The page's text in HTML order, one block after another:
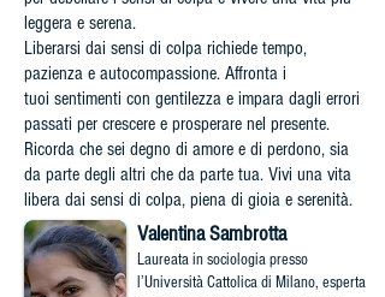
leggera e serena.
Liberarsi dai sensi di colpa richiede tempo,
pazienza e autocompassione. Affronta i
tuoi sentimenti con gentilezza e impara dagli errori
passati per crescere e prosperare nel presente.
Ricorda che sei degno di amore e di perdono, sia
da parte degli altri che da parte tua. Vivi una vita
libera dai sensi di colpa, piena di gioia e serenità.
Valentina Sambrotta
Laureata in sociologia presso
l’Università Cattolica di Milano, esperta